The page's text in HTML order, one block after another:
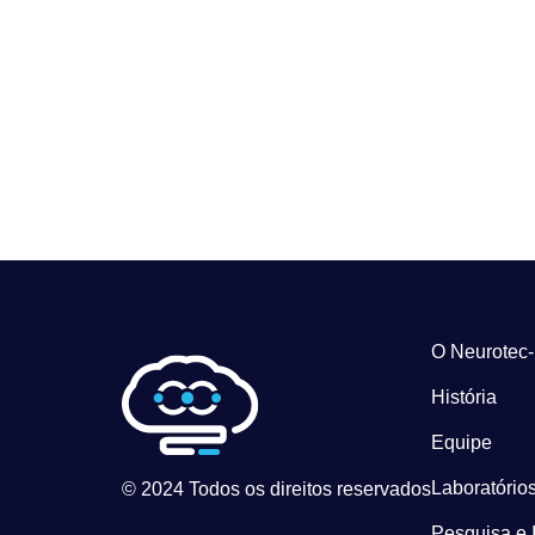
© 2024 Todos os direitos reservados
O
História
Equipe